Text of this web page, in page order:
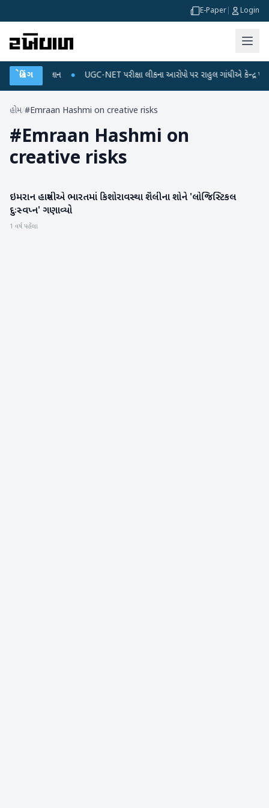
E-Paper Login
બ્રેકિંગ
અને ડેટા પ્લાન ● UGC-NET પરીક્ષા લીકના આરોપો પર રાહુલ ગાંધીએ કેન્દ્ર પર
હોમ/#Emraan Hashmi on creative risks
#Emraan Hashmi on
creative risks
મનોરંજન
ઇમરાન હાશ્મીએ ભારતમાં કિશોરાવસ્થા શૈલીના શોને 'લોજિસ્ટિકલ
દુઃસ્વપ્ન' ગણાવ્યો
1 વર્ષ પહેલા